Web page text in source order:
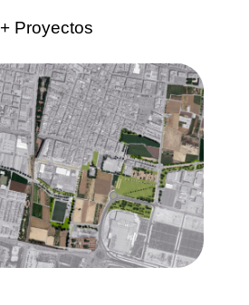
+ Proyectos